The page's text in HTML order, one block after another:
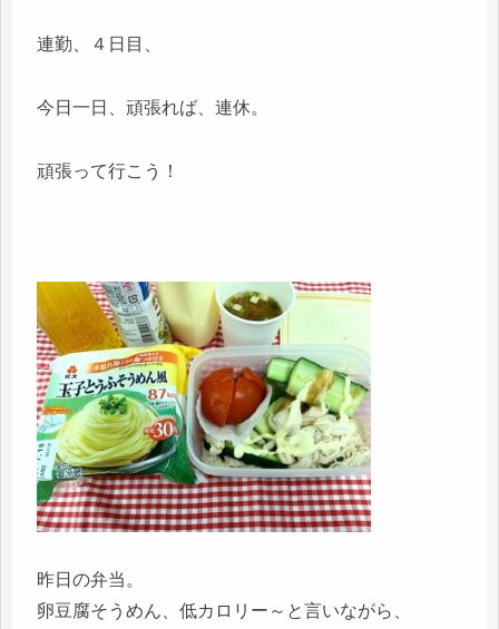
連勤、４日目、
今日一日、頑張れば、連休。
頑張って行こう！
昨日の弁当。
卵豆腐そうめん、低カロリー～と言いながら、